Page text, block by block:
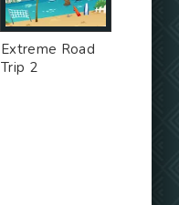
Extreme Road
Trip 2